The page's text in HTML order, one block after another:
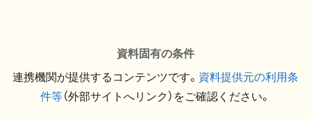
資料固有の条件
連携機関が提供するコンテンツです。 資料提供元の利用条
件等（外部サイトへリンク）をご確認ください。